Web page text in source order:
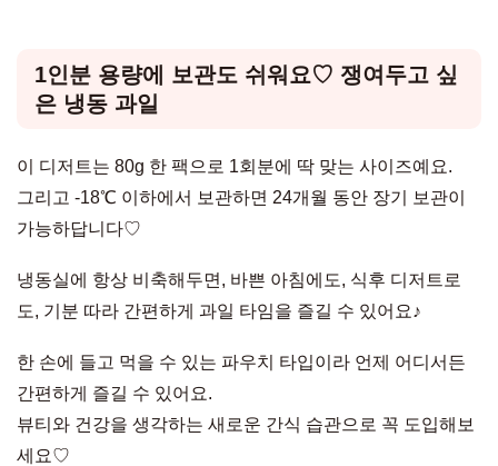
1인분 용량에 보관도 쉬워요♡ 쟁여두고 싶
은 냉동 과일
이 디저트는 80g 한 팩으로 1회분에 딱 맞는 사이즈예요.
그리고 -18℃ 이하에서 보관하면 24개월 동안 장기 보관이
가능하답니다♡
냉동실에 항상 비축해두면, 바쁜 아침에도, 식후 디저트로
도, 기분 따라 간편하게 과일 타임을 즐길 수 있어요♪
한 손에 들고 먹을 수 있는 파우치 타입이라 언제 어디서든
간편하게 즐길 수 있어요.
뷰티와 건강을 생각하는 새로운 간식 습관으로 꼭 도입해보
세요♡